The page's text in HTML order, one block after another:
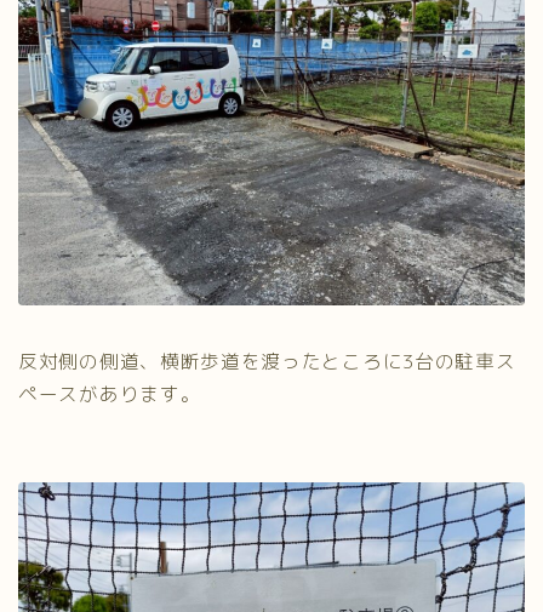
反対側の側道、横断歩道を渡ったところに3台の駐車ス
ペースがあります。